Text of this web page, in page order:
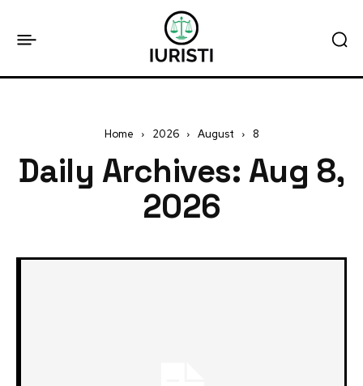
Home 2026 August 8
Daily Archives: Aug 8,
2026